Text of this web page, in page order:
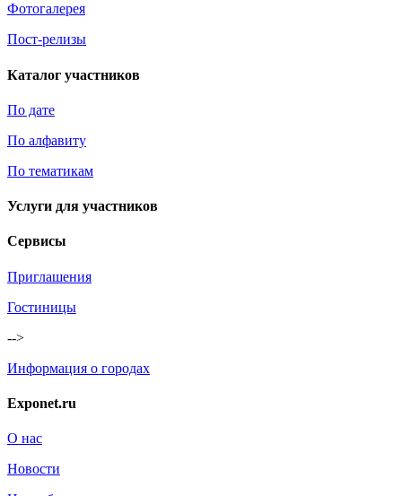
Фотогалерея
Пост-релизы
Каталог участников
По дате
По алфавиту
По тематикам
Услуги для участников
Сервисы
Приглашения
Гостиницы
-->
Информация о городах
Exponet.ru
О нас
Новости